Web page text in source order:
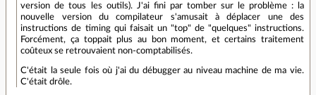
version de tous les outils). J'ai fini par tomber sur le problème : la
nouvelle version du compilateur s'amusait à déplacer une des
instructions de timing qui faisait un "top" de "quelques" instructions.
Forcément, ça toppait plus au bon moment, et certains traitement
coûteux se retrouvaient non-comptabilisés.
C'était la seule fois où j'ai du débugger au niveau machine de ma vie.
C'était drôle.